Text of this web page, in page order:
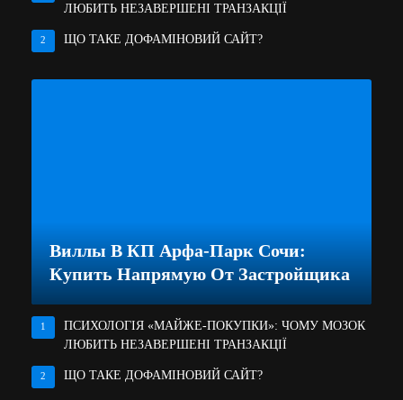
ЛЮБИТЬ НЕЗАВЕРШЕНІ ТРАНЗАКЦІЇ
2 ЩО ТАКЕ ДОФАМІНОВИЙ САЙТ?
Виллы В КП Арфа-Парк Сочи:
Купить Напрямую От Застройщика
1
ПСИХОЛОГІЯ «МАЙЖЕ-ПОКУПКИ»: ЧОМУ МОЗОК
ЛЮБИТЬ НЕЗАВЕРШЕНІ ТРАНЗАКЦІЇ
2 ЩО ТАКЕ ДОФАМІНОВИЙ САЙТ?